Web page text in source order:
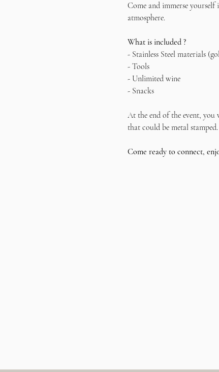
Come and immerse
atmosphere.
What is included ?
- Stainless Steel materials
- Tools
- Unlimited wine
- Snacks
At the end of the event,
that could be metal stamped.
Come ready to connect,